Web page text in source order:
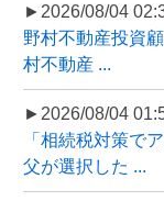
►2026/08/04
野村不動産投資
村不動産 ...
►2026/08/04
「相続税対策で
父が選択した ...